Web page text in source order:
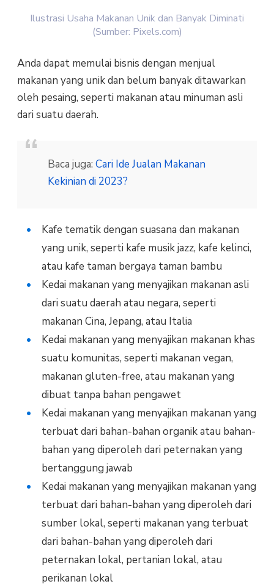
Ilustrasi Usaha Makanan Unik dan Banyak Diminati
(Sumber: Pixels.com)
Anda dapat memulai bisnis dengan menjual
makanan yang unik dan belum banyak ditawarkan
oleh pesaing, seperti makanan atau minuman asli
dari suatu daerah.
Baca juga: Cari Ide Jualan Makanan
Kekinian di 2023?
Kafe tematik dengan suasana dan makanan
yang unik, seperti kafe musik jazz, kafe kelinci,
atau kafe taman bergaya taman bambu
Kedai makanan yang menyajikan makanan asli
dari suatu daerah atau negara, seperti
makanan Cina, Jepang, atau Italia
Kedai makanan yang menyajikan makanan khas
suatu komunitas, seperti makanan vegan,
makanan gluten-free, atau makanan yang
dibuat tanpa bahan pengawet
Kedai makanan yang menyajikan makanan yang
terbuat dari bahan-bahan organik atau bahan-
bahan yang diperoleh dari peternakan yang
bertanggung jawab
Kedai makanan yang menyajikan makanan yang
terbuat dari bahan-bahan yang diperoleh dari
sumber lokal, seperti makanan yang terbuat
dari bahan-bahan yang diperoleh dari
peternakan lokal, pertanian lokal, atau
perikanan lokal